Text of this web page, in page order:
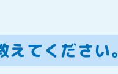
てください。